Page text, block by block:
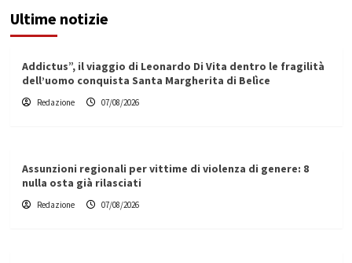
Ultime notizie
Addictus”, il viaggio di Leonardo Di Vita dentro le fragilità
dell’uomo conquista Santa Margherita di Belìce
Redazione 07/08/2026
Assunzioni regionali per vittime di violenza di genere: 8
nulla osta già rilasciati
Redazione 07/08/2026